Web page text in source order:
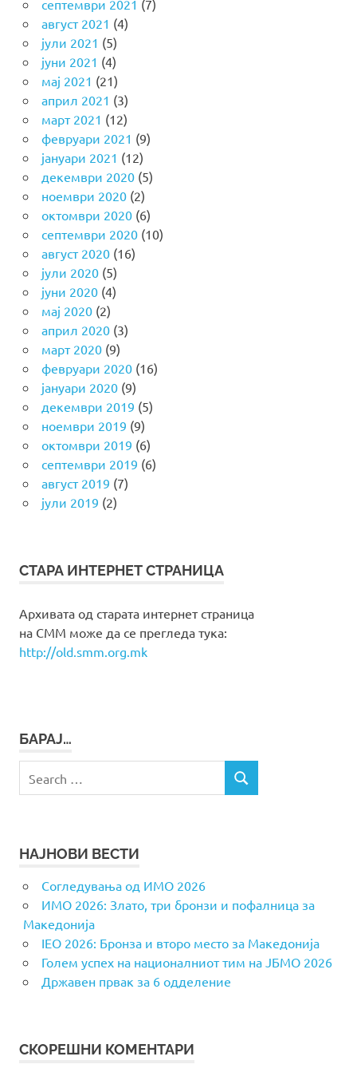
септември 2021 (7)
август 2021 (4)
јули 2021 (5)
јуни 2021 (4)
мај 2021 (21)
април 2021 (3)
март 2021 (12)
февруари 2021 (9)
јануари 2021 (12)
декември 2020(5)
ноември 2020(2)
октомври 2020(6)
септември 2020(10)
август 2020(16)
јули 2020(5)
јуни 2020(4)
мај 2020(2)
април 2020(3)
март 2020(9)
февруари 2020(16)
јануари 2020(9)
декември 2019 (5)
ноември 2019 (9)
октомври 2019 (6)
септември 2019 (6)
август 2019 (7)
јули 2019 (2)
СТАРА ИНТЕРНЕТ СТРАНИЦА
Архивата од старата интернет страница
на СММ може да се прегледа тука:
http://old.smm.org.mk
БАРАЈ…
for:
SEARCH
НАЈНОВИ ВЕСТИ
Согледувања од ИМО 2026
ИМО 2026: Злато, три бронзи и пофалница за
Македонија
IEO 2026: Бронза и второ место за Македонија
Голем успех на националниот тим на ЈБМО 2026
Државен првак за 6 одделение
СКОРЕШНИ КОМЕНТАРИ